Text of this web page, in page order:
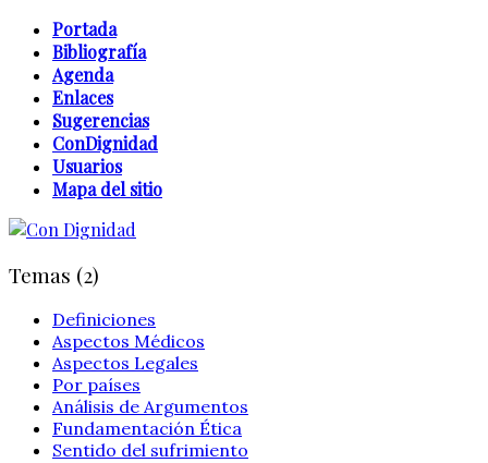
Portada
Bibliografía
Agenda
Enlaces
Sugerencias
ConDignidad
Usuarios
Mapa del sitio
Temas (2)
Definiciones
Aspectos Médicos
Aspectos Legales
Por países
Análisis de Argumentos
Fundamentación Ética
Sentido del sufrimiento